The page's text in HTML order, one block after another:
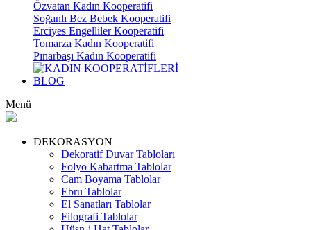
Özvatan Kadın Kooperatifi
Soğanlı Bez Bebek Kooperatifi
Erciyes Engelliler Kooperatifi
Tomarza Kadın Kooperatifi
Pınarbaşı Kadın Kooperatifi
BLOG
Menü
DEKORASYON
Dekoratif Duvar Tabloları
Folyo Kabartma Tablolar
Cam Boyama Tablolar
Ebru Tablolar
El Sanatları Tablolar
Filografi Tablolar